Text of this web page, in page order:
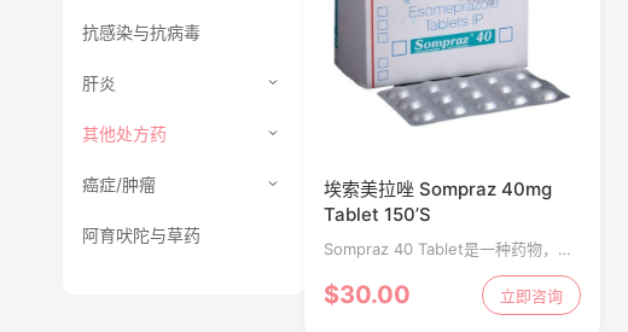
抗感染与抗病毒
肝炎
其他处方药
癌症/肿瘤
阿育吠陀与草药
埃索美拉唑 Sompraz 40mg
Tablet 150’S
Sompraz 40 Tablet是一种药物，可
减少胃中产生的酸量。它用于治疗胃
酸倒流，消化性溃疡疾病以及食物管
道中的其他问题。它也用于预防和治
$30.00 立即咨询